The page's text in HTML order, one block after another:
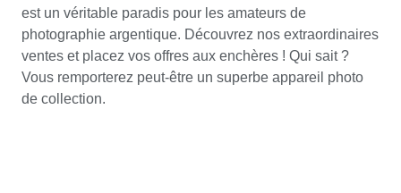
est un véritable paradis pour les amateurs de
photographie argentique. Découvrez nos extraordinaires
ventes et placez vos offres aux enchères ! Qui sait ?
Vous remporterez peut-être un superbe appareil photo
de collection.